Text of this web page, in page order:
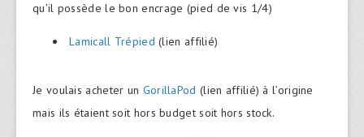
qu’il possède le bon encrage (pied de vis 1/4)
Lamicall Trépied (lien affilié)
Je voulais acheter un GorillaPod (lien affilié) à l’origine
mais ils étaient soit hors budget soit hors stock.